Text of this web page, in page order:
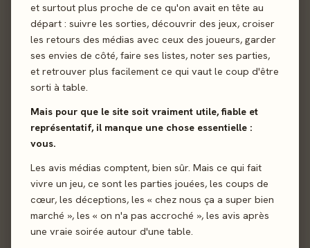
et surtout plus proche de ce qu'on avait en tête au
départ : suivre les sorties, découvrir des jeux, croiser
les retours des médias avec ceux des joueurs, garder
ses envies de côté, faire ses listes, noter ses parties,
et retrouver plus facilement ce qui vaut le coup d'être
sorti à table.
Mais pour que le site soit vraiment utile, fiable et
représentatif, il manque une chose essentielle :
vous.
Les avis médias comptent, bien sûr. Mais ce qui fait
vivre un jeu, ce sont les parties jouées, les coups de
cœur, les déceptions, les « chez nous ça a super bien
marché », les « on n'a pas accroché », les avis après
une vraie soirée autour d'une table.
Envoyer